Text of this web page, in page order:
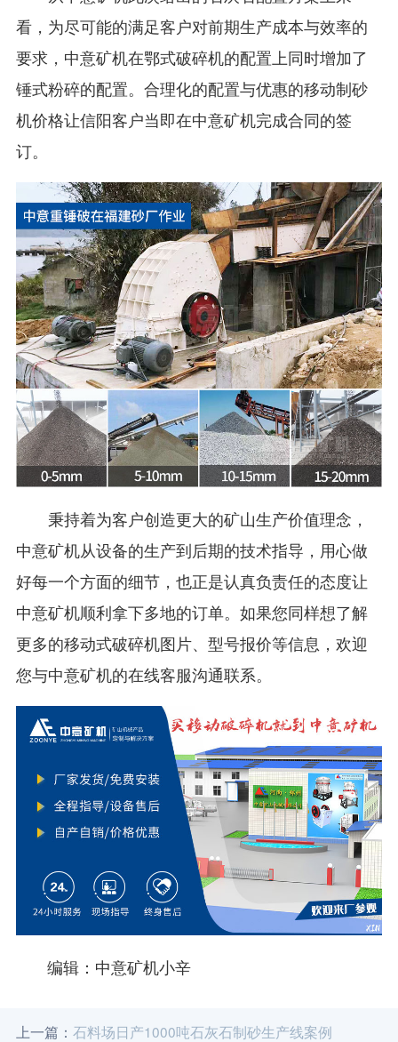
看，为尽可能的满足客户对前期生产成本与效率的
要求，中意矿机在鄂式破碎机的配置上同时增加了
锤式粉碎的配置。合理化的配置与优惠的移动制砂
机价格让信阳客户当即在中意矿机完成合同的签
订。
秉持着为客户创造更大的矿山生产价值理念，
中意矿机从设备的生产到后期的技术指导，用心做
好每一个方面的细节，也正是认真负责任的态度让
中意矿机顺利拿下多地的订单。如果您同样想了解
更多的移动式破碎机图片、型号报价等信息，欢迎
您与中意矿机的在线客服沟通联系。
编辑：中意矿机小辛
上一篇： 石料场日产1000吨石灰石制砂生产线案例